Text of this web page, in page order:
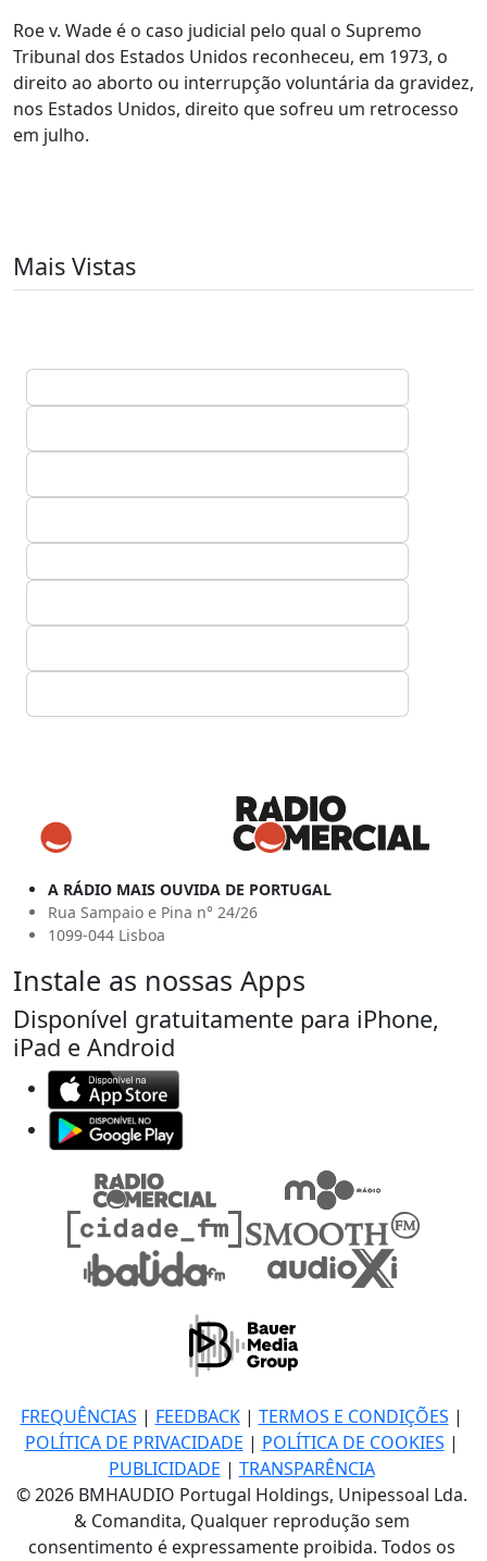
Roe v. Wade é o caso judicial pelo qual o Supremo
Tribunal dos Estados Unidos reconheceu, em 1973, o
direito ao aborto ou interrupção voluntária da gravidez,
nos Estados Unidos, direito que sofreu um retrocesso
em julho.
Mais Vistas
A RÁDIO MAIS OUVIDA DE PORTUGAL
Rua Sampaio e Pina n° 24/26
1099-044 Lisboa
Instale as nossas Apps
Disponível gratuitamente para iPhone,
iPad e Android
FREQUÊNCIAS | FEEDBACK| TERMOS E CONDIÇÕES |
POLÍTICA DE PRIVACIDADE | POLÍTICA DE COOKIES |
PUBLICIDADE | TRANSPARÊNCIA
© 2026 BMHAUDIO Portugal Holdings, Unipessoal Lda.
& Comandita, Qualquer reprodução sem
consentimento é expressamente proibida. Todos os